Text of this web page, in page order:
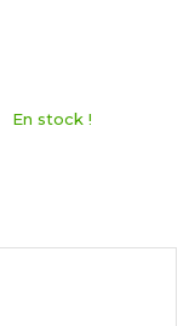
En stock !